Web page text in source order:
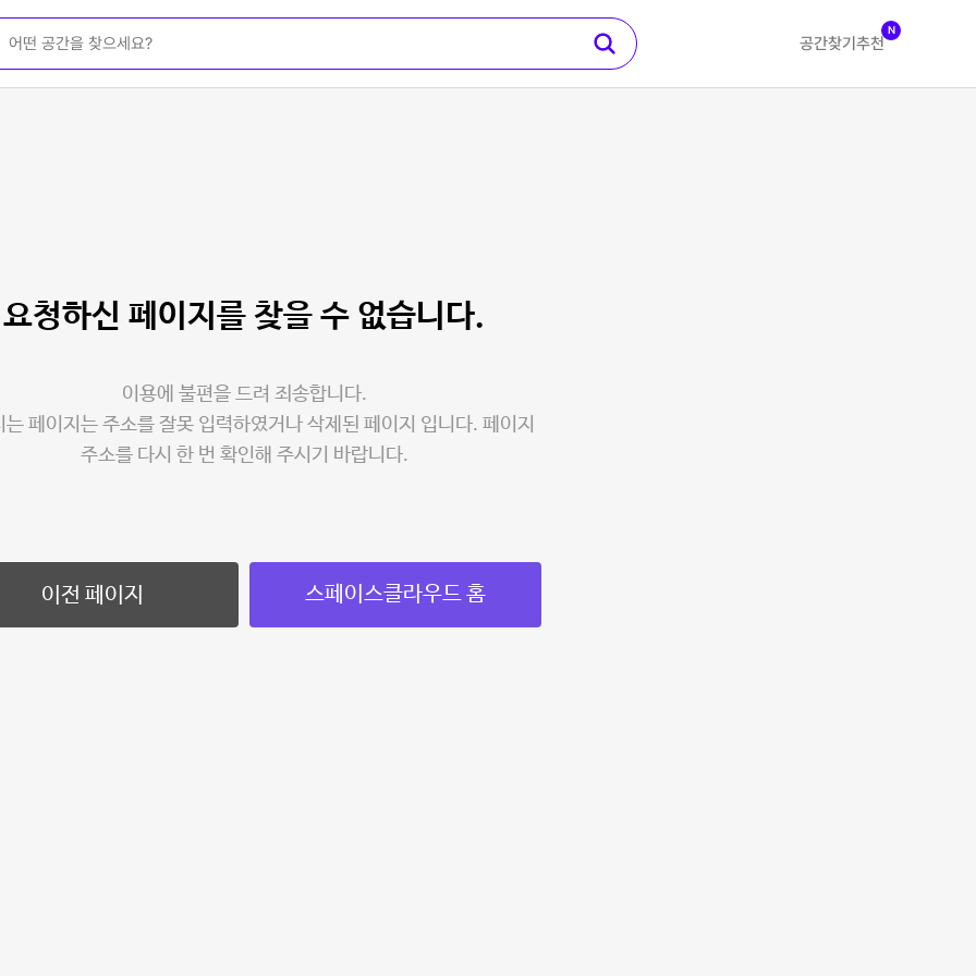
공간찾기 추천
N
요청하신 페이지를 찾을 수 없습니다.
이용에 불편을 드려 죄송합니다.
는 페이지는 주소를 잘못 입력하였거나 삭제된 페이지 입니다. 페이지
주소를 다시 한 번 확인해 주시기 바랍니다.
이전 페이지 스페이스클라우드 홈